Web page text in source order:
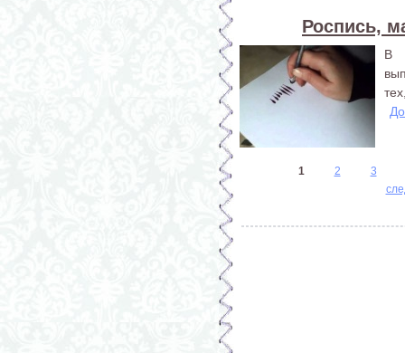
Роспись,
В
Страницы
1 2
3